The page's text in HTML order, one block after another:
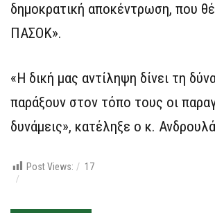
δημοκρατική αποκέντρωση, που
ΠΑΣΟΚ».
«Η δική μας αντίληψη δίνει τη
παράξουν στον τόπο τους οι
δυνάμεις», κατέληξε ο κ.
Post Views: 17